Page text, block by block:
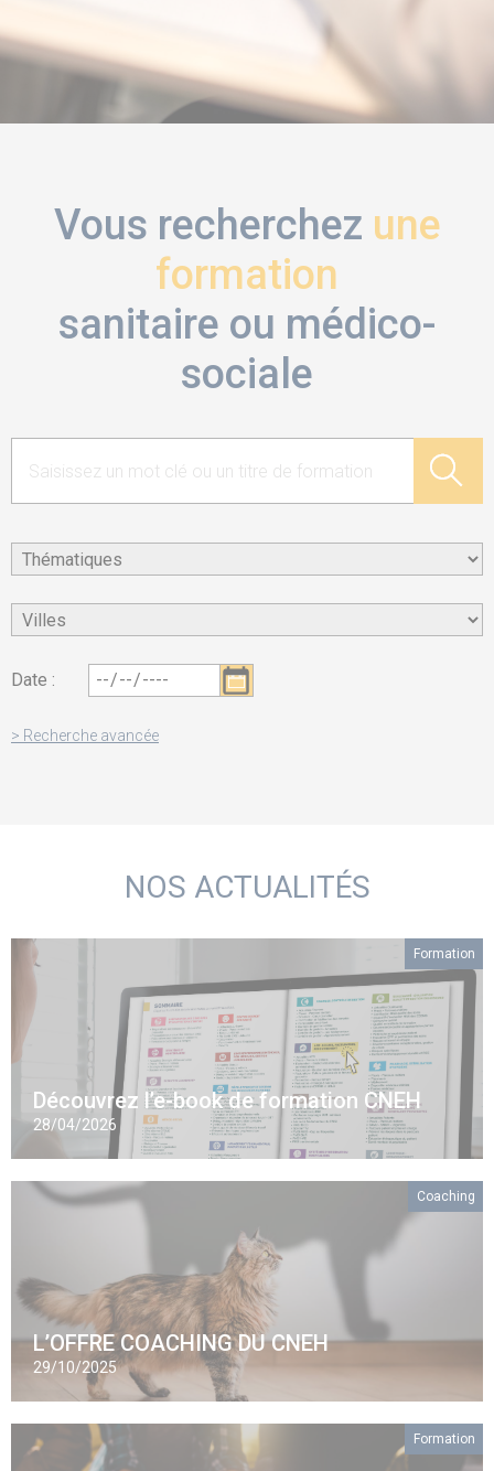
Vous recherchez une
formation
sanitaire ou médico-
sociale
Date :
> Recherche avancée
NOS ACTUALITÉS
Formation
Découvrez l’e-book de formation CNEH
28/04/2026
Coaching
L’OFFRE COACHING DU CNEH
29/10/2025
Formation